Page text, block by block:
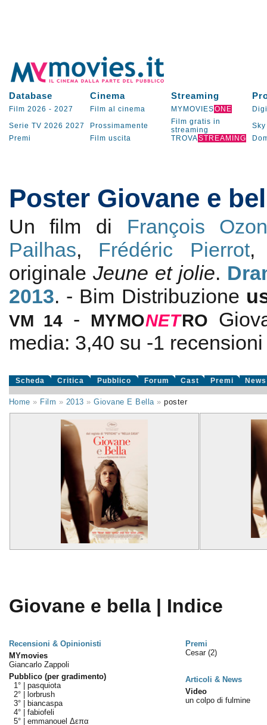
Database Cinema Streaming
Film 2026 - 2027 Film al cinema MYMOVIESONE
Serie TV 2026 2027 Prossimamente
Film gratis in
streaming
Sky
Premi
Film uscita TROVASTREAMING
Poster Giovane e
Un film di François
Pailhas, Frédéric Pierrot
originale Jeune et jolie.
2013. - Bim Distribuzione
VM 14 - MYMONETRO
media: 3,40 su -1
Scheda Critica Pubblico Forum Cast Premi News
Home » Film » 2013 »Giovane E Bella»poster
Giovane e bella | Indice
Recensioni & Opinionisti
Premi
MYmovies
Giancarlo Zappoli
Pubblico (per gradimento)
1° | pasquiota
2° |
lorbrush
3° |
biancaspa
4° | fabiofeli
5° | emmanouel Δεπα
Cesar (2)
Articoli & News
Video
un colpo di fulmine